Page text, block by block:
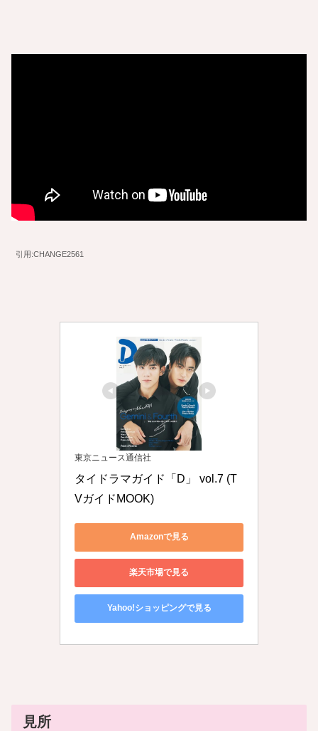
引用:CHANGE2561
東京ニュース通信社
タイドラマガイド「D」 vol.7 (T
VガイドMOOK)
Amazonで見る
楽天市場で見る
Yahoo!ショッピングで見る
見所